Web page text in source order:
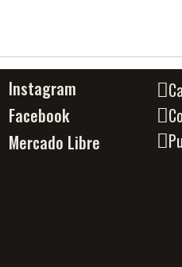
Instagram
Facebook
Mercado Libre